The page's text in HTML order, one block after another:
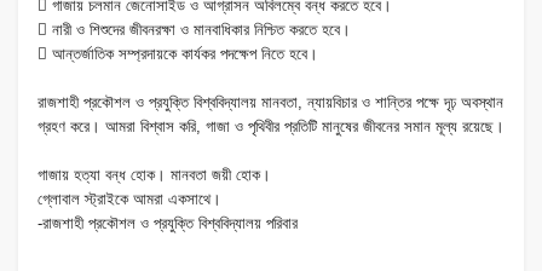
 গাজায় চলমান জেনোসাইড ও আগ্রাসন অবিলম্বে বন্ধ করতে হবে।
 নারী ও শিশুদের জীবনরক্ষা ও মানবাধিকার নিশ্চিত করতে হবে।
 আন্তর্জাতিক সম্প্রদায়কে কার্যকর পদক্ষেপ নিতে হবে।
রাজশাহী প্রকৌশল ও প্রযুক্তি বিশ্ববিদ্যালয় মানবতা, ন্যায়বিচার ও শান্তির পক্ষে দৃঢ় অবস্থান
গ্রহণ করে। আমরা বিশ্বাস করি, গাজা ও পৃথিবীর প্রতিটি মানুষের জীবনের সমান মূল্য রয়েছে।
গাজায় হত্যা বন্ধ হোক। মানবতা জয়ী হোক।
গ্লোবাল স্ট্রাইকে আমরা একসাথে।
-রাজশাহী প্রকৌশল ও প্রযুক্তি বিশ্ববিদ্যালয় পরিবার